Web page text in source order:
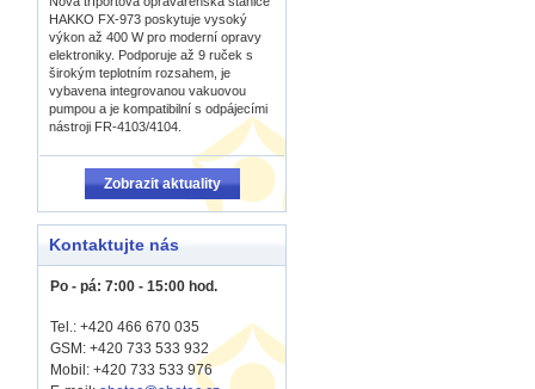
HAKKO FX-973 poskytuje vysoký
výkon až 400 W pro moderní opravy
elektroniky. Podporuje až 9 ruček s
širokým teplotním rozsahem, je
vybavena integrovanou vakuovou
pumpou a je kompatibilní s odpájecími
nástroji FR-4103/4104.
Zobrazit aktuality
Kontaktujte nás
Po - pá: 7:00 - 15:00 hod.
Tel.: +420 466 670 035
GSM: +420 733 533 932
Mobil: +420 733 533 976